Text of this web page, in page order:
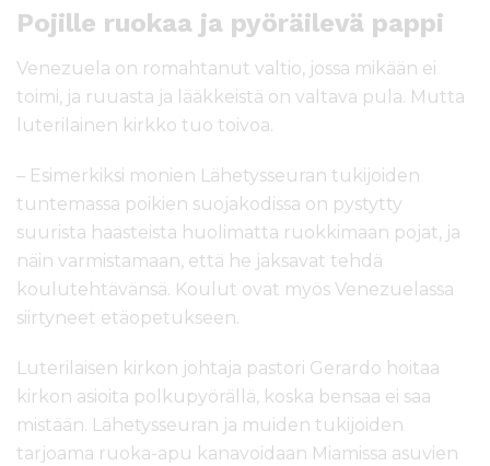
Pojille ruokaa ja pyöräilevä pappi
Venezuela on romahtanut valtio, jossa mikään ei
toimi, ja ruuasta ja lääkkeistä on valtava pula. Mutta
luterilainen kirkko tuo toivoa.
– Esimerkiksi monien Lähetysseuran tukijoiden
tuntemassa poikien suojakodissa on pystytty
suurista haasteista huolimatta ruokkimaan pojat, ja
näin varmistamaan, että he jaksavat tehdä
koulutehtävänsä. Koulut ovat myös Venezuelassa
siirtyneet etäopetukseen.
Luterilaisen kirkon johtaja pastori Gerardo hoitaa
kirkon asioita polkupyörällä, koska bensaa ei saa
mistään. Lähetysseuran ja muiden tukijoiden
tarjoama ruoka-apu kanavoidaan Miamissa asuvien